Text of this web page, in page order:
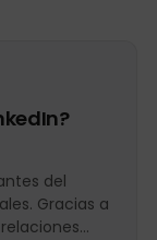
del
Gracias a